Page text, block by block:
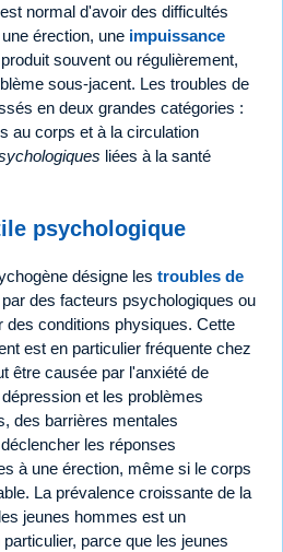
normal d'avoir des difficultés
érection, une impuissance
souvent ou régulièrement,
sous-jacent. Les troubles de
en deux grandes catégories :
au corps et à la circulation
liées à la santé
psychologique
désigne les troubles de
des facteurs psychologiques ou
des conditions physiques. Cette
est en particulier fréquente chez
être causée par l'anxiété de
et les problèmes
des barrières mentales
les réponses
à une érection, même si le corps
La prévalence croissante de la
jeunes hommes est un
parce que les jeunes